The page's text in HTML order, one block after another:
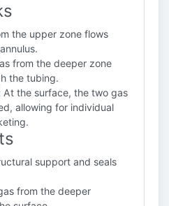
the upper zone flows
from the deeper zone
the tubing.
At the surface, the two gas
allowing for individual
support and seals
from the deeper